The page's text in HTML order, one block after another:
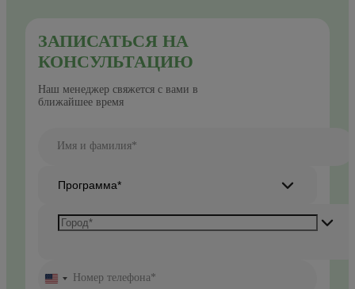
ЗАПИСАТЬСЯ НА
КОНСУЛЬТАЦИЮ
Наш менеджер свяжется с вами в
ближайшее время
Имя и фамилия*
Программа*
UnitedНомер телефона*